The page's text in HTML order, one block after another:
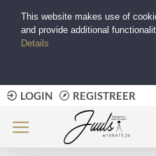
LOGIN REGISTREER
This website makes use of
and provide additional
Details